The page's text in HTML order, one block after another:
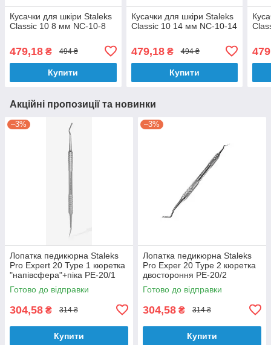
Кусачки для шкіри Staleks
Classic 10 8 мм NC-10-8
479,18 ₴ 494 ₴
Купити
Кусачки для шкіри Staleks
Classic 10 14 мм NC-10-14
479,18₴ 494 ₴
Купити
Акційні пропозиції та новинки
–3%
Лопатка педикюрна Staleks
Pro Expert 20 Type 1 кюретка
"напівсфера"+піка PE-20/1
Готово до відправки
304,58 ₴ 314 ₴
Купити
–3%
Лопатка педикюрна Staleks
Pro Exper 20 Type 2 кюретка
двостороння PE-20/2
Готово до відправки
304,58 ₴ 314 ₴
Купити